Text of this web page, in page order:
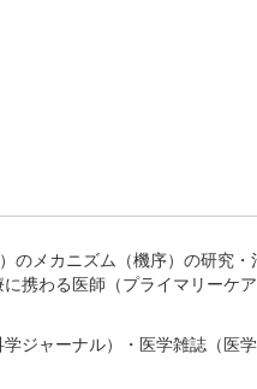
メカニズム（機序）の研究・
携わる医師（プライマリーケ
ジャーナル）・医学雑誌（医